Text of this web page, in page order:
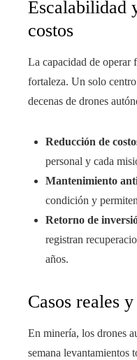
Escalabilidad
costos
La capacidad de operar
fortaleza. Un solo
decenas de drones
Reducción de
personal y cada
Mantenimiento
condición y
Retorno de
registran
años.
Casos reales
En minería, los drones
semana levantamientos